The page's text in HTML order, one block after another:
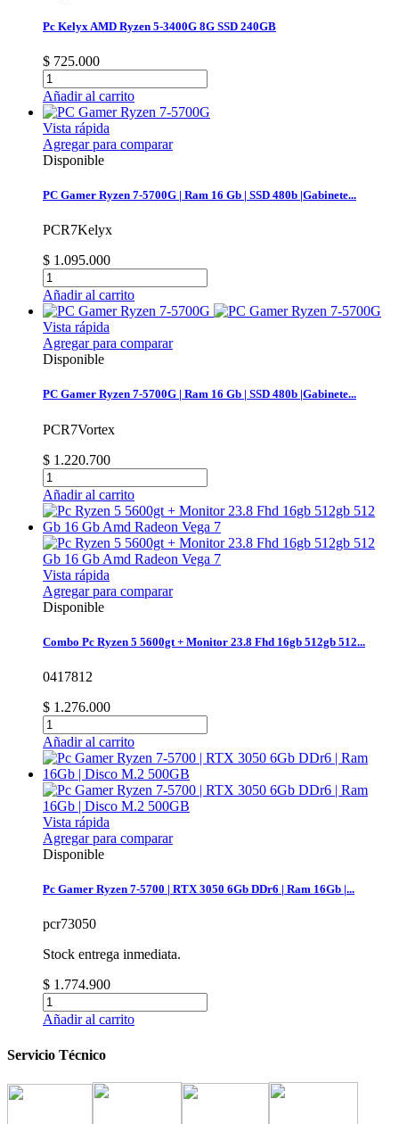
Pc Kelyx AMD Ryzen 5-3400G 8G SSD 240GB
$ 725.000
Añadir al carrito
Vista rápida
Agregar para comparar
Disponible
PC Gamer Ryzen 7-5700G | Ram 16 Gb | SSD 480b |Gabinete...
PCR7Kelyx
$ 1.095.000
Añadir al carrito
Vista rápida
Agregar para comparar
Disponible
PC Gamer Ryzen 7-5700G | Ram 16 Gb | SSD 480b |Gabinete...
PCR7Vortex
$ 1.220.700
Añadir al carrito
Vista rápida
Agregar para comparar
Disponible
Combo Pc Ryzen 5 5600gt + Monitor 23.8 Fhd 16gb 512gb 512...
0417812
$ 1.276.000
Añadir al carrito
Vista rápida
Agregar para comparar
Disponible
Pc Gamer Ryzen 7-5700 | RTX 3050 6Gb DDr6 | Ram 16Gb |...
pcr73050
Stock entrega inmediata.
$ 1.774.900
Añadir al carrito
Servicio Técnico